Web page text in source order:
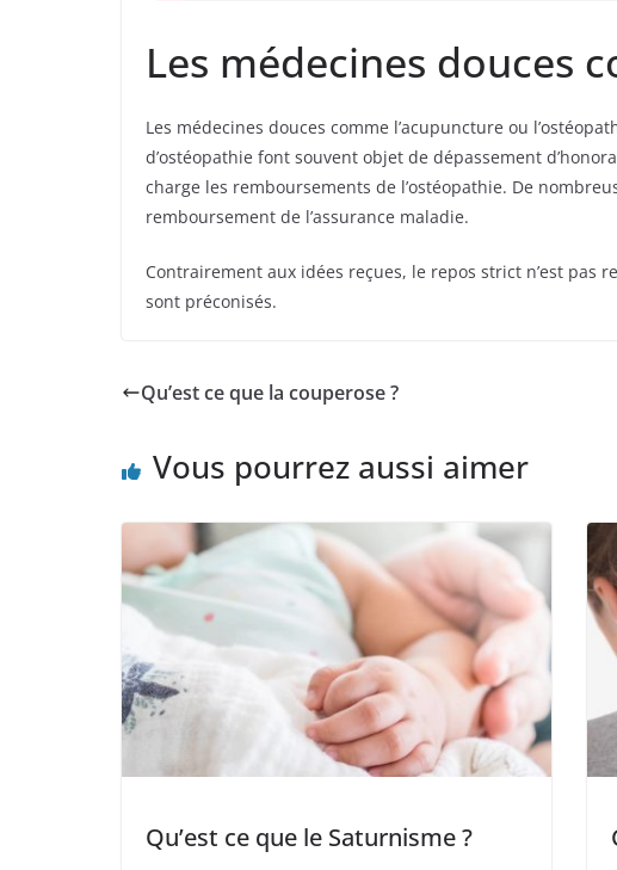
Les médecines douces
Les médecines douces comme l’acupuncture ou
d’ostéopathie font souvent objet de dépassement
charge les remboursements de l’ostéopathie. De
remboursement de l’assurance maladie.
Contrairement aux idées reçues, le repos strict n’est pas
sont préconisés.
Qu’est ce que la couperose ?
Vous pourrez aussi aimer
Qu’est ce que le Saturnisme ?